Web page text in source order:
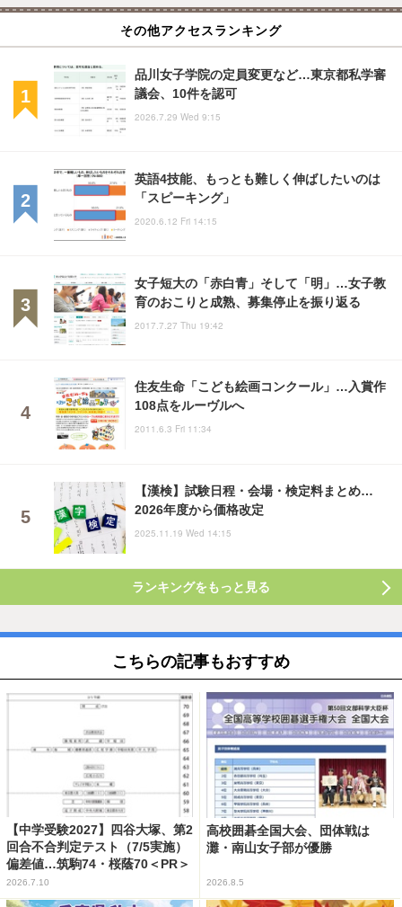
その他アクセスランキング
品川女子学院の定員変更など…東京都私学審
議会、10件を認可
2026.7.29 Wed 9:15
英語4技能、もっとも難しく伸ばしたいのは
「スピーキング」
2020.6.12 Fri 14:15
女子短大の「赤白青」そして「明」…女子教
育のおこりと成熟、募集停止を振り返る
2017.7.27 Thu 19:42
住友生命「こども絵画コンクール」…入賞作
108点をルーヴルへ
2011.6.3 Fri 11:34
【漢検】試験日程・会場・検定料まとめ…
2026年度から価格改定
2025.11.19 Wed 14:15
ランキングをもっと見る
こちらの記事もおすすめ
【中学受験2027】四谷大塚、第2
回合不合判定テスト（7/5実施）
偏差値…筑駒74・桜蔭70＜PR＞
2026.7.10
高校囲碁全国大会、団体戦は
灘・南山女子部が優勝
2026.8.5